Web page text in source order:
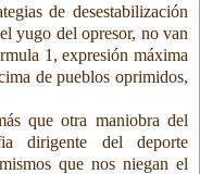
de desestabilización
yugo del opresor, no van
1, expresión máxima
de pueblos oprimidos,
que otra maniobra del
dirigente del deporte
que nos niegan el